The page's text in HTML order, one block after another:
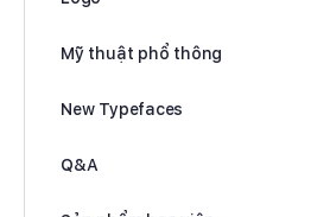
Mỹ thuật phổ thông
New Typefaces
Q&A